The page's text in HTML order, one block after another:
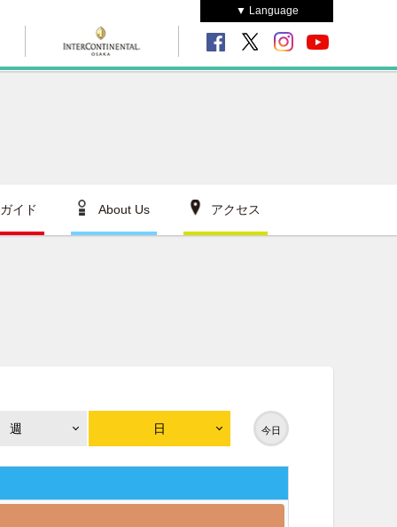
▼ Language
イド About Us アクセス
週 日 今日